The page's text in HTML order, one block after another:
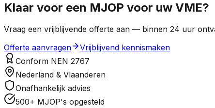
Klaar voor een MJOP voor uw VME?
Vraag een vrijblijvende offerte aan — binnen 24 uur
Offerte aanvragen
Vrijblijvend kennismaken
Conform NEN 2767
Nederland & Vlaanderen
Onafhankelijk advies
500+ MJOP's opgesteld